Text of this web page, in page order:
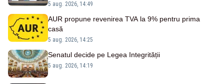
5 aug. 2026, 14:49
AUR propune revenirea TVA la 9% pentru prima
casă
5 aug. 2026, 14:25
Senatul decide pe Legea Integrității
5 aug. 2026, 14:19